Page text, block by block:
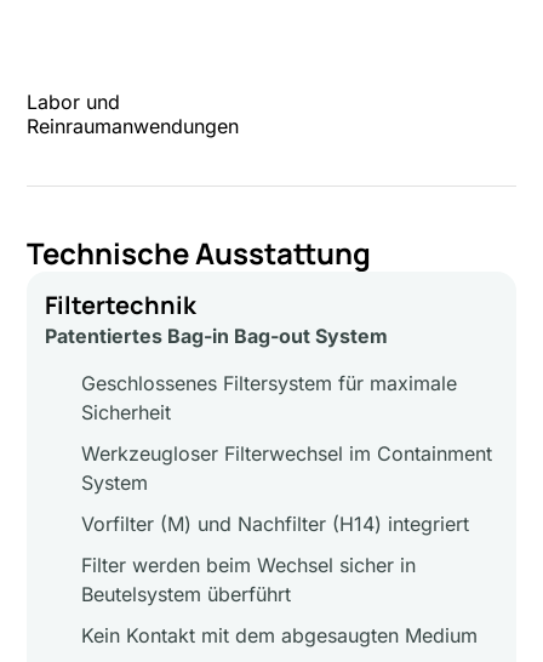
Labor und
Reinraumanwendungen
Technische Ausstattung
Filtertechnik
Patentiertes Bag-in Bag-out System
Geschlossenes Filtersystem für maximale
Sicherheit
Werkzeugloser Filterwechsel im Containment
System
Vorfilter (M) und Nachfilter (H14) integriert
Filter werden beim Wechsel sicher in
Beutelsystem überführt
Kein Kontakt mit dem abgesaugten Medium